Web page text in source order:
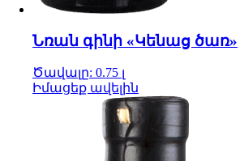
Նռան գինի «Կենաց ծառ»
Ծավալը: 0.75 լ
Իմացեք ավելին